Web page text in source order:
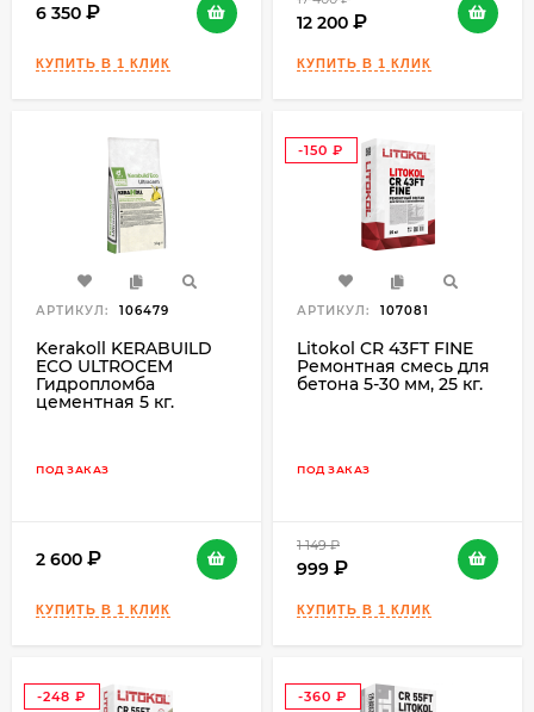
6 350 12 200
АРТИКУЛ: 106479
Kerakoll KERABUILD
ECO ULTROCEM
Гидропломба
цементная 5 кг.
ПОД ЗАКАЗ
2 600
-150
АРТИКУЛ: 107081
Litokol CR 43FT FINE
Ремонтная смесь для
бетона 5-30 мм, 25 кг.
ПОД ЗАКАЗ
1 149
999
-248 -360